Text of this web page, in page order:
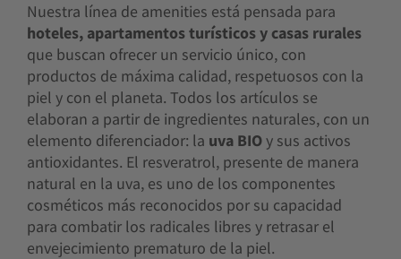
Nuestra línea de amenities está pensada para
hoteles, apartamentos turísticos y casas rurales
que buscan ofrecer un servicio único, con
productos de máxima calidad, respetuosos con la
piel y con el planeta. Todos los artículos se
elaboran a partir de ingredientes naturales, con un
elemento diferenciador: la uva BIOy sus activos
antioxidantes. El resveratrol, presente de manera
natural en la uva, es uno de los componentes
cosméticos más reconocidos por su capacidad
para combatir los radicales libres y retrasar el
envejecimiento prematuro de la piel.